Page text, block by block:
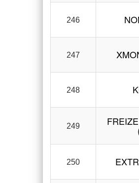
246
247
248
249
250